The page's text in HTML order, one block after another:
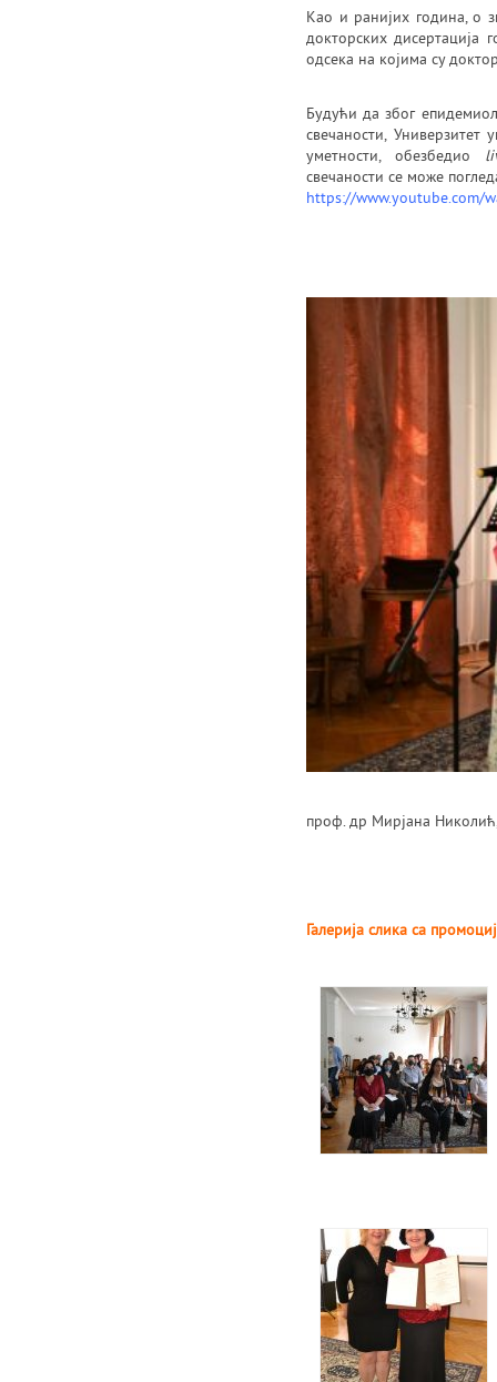
Као и ранијих година, о
докторских дисертација
одсека на којима су
Будући да због
свечаности, Универзитет
уметности, обезбедио
свечаности се може
https://www.youtube.com/
проф. др Мирјана
Галерија слика са